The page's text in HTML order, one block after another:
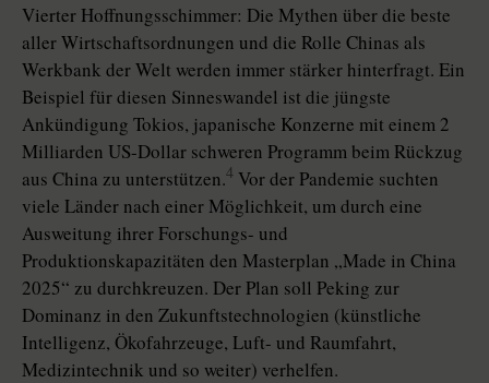
Vierter Hoffnungsschimmer: Die Mythen über die beste
aller Wirtschaftsordnungen und die Rolle Chinas als
Werkbank der Welt werden immer stärker hinterfragt. Ein
Beispiel für diesen Sinneswandel ist die jüngste
Ankündigung Tokios, japanische Konzerne mit einem 2
Milliarden US-Dollar schweren Programm beim Rückzug
aus China zu unterstützen.4 Vor der Pandemie suchten
viele Länder nach einer Möglichkeit, um durch eine
Ausweitung ihrer Forschungs- und
Produktionskapazitäten den Masterplan „­Made in China
2025“ zu durchkreuzen. Der Plan soll Peking zur
Dominanz in den Zukunftstechnologien (künstliche
Intelligenz, Ökofahrzeuge, Luft- und Raumfahrt,
Medizintechnik und so weiter) verhelfen.